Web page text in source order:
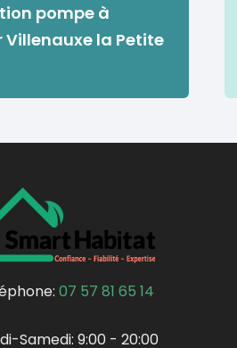
pompe à
Villenauxe la Petite
07 57 81 65 14
Samedi: 9:00 - 20:00